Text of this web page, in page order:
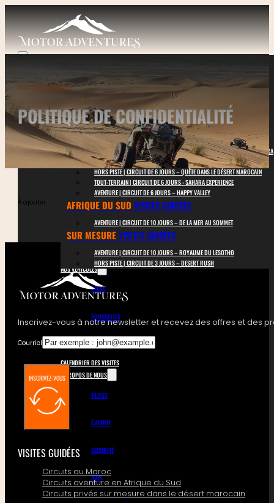
NOS CIRCUITS
MAROCVISITES GUIDÉES
HORS PISTE | CIRCUIT DE 4 JOURS – MINI MONTAGNE ET DÉSERT DU SAHARA
HORS PISTE | CIRCUIT DE 5 JOURS – HAUTS SOMMETS ET DÉSERT
HORS PISTE | CIRCUIT DE 6 JOURS – QUÊTE DANS LE DÉSERT MAROCAIN
TOUT-TERRAIN | CIRCUIT DE 6 JOURS - SAHARA EXPERIENCE
AVENTURE | CIRCUIT DE 6 JOURS – HAPPY VALLEY
AFRIQUE DU SUD VISITES GUIDÉES
AVENTURE | CIRCUIT DE 10 JOURS – DE LA MER AU SOMMET
SUR MESUREVISITES GUIDÉES
AVENTURE | CIRCUIT DE 10 JOURS – ROYAUME DU LESOTHO
HORS PISTE | CIRCUIT DE 3 JOURS – DESERT RUSH
NOS VÉHICULES
VÉLOS
POUSSETTES
4X4
CALENDRIER DES VISITES
À PROPOS DE NOUS
BLOGS
GALERIE
SÉCURITÉ
AVIS
AVENTURES MOTORISÉES
POLITIQUE DE CONFIDENTIALITÉ
À ajouter
Inscrivez-vous à notre newsletter et recevez des offres et des
Courriel
INSCRIVEZ-VOUS
VISITES GUIDÉES
Circuits au Maroc
Circuits aventure en Afrique du Sud
Circuits privés sur mesure dans le désert marocain